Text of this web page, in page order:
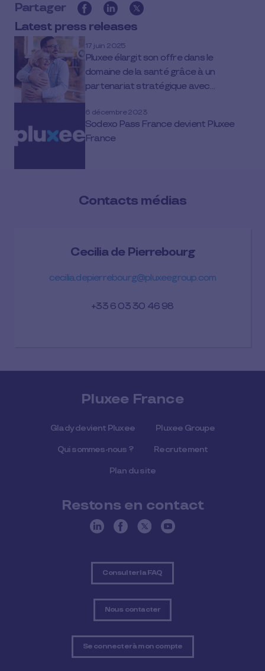
Partager
Latest press releases
17 juin 2025
Pluxee élargit son offre dans le
domaine de la santé grâce à un
partenariat stratégique avec
6 décembre 2023
Sodexo Pass France devient Pluxee
France
Contacts médias
Cecilia de Pierrebourg
cecilia.depierrebourg@pluxeegroup.com
+33 6 03 30 46 98
Pluxee France
Glady devient Pluxee Pluxee Groupe
Qui sommes-nous ? Recrutement
Plan du site
Restons en contact
Consulter la FAQ
Nous contacter
Se connecter à mon compte